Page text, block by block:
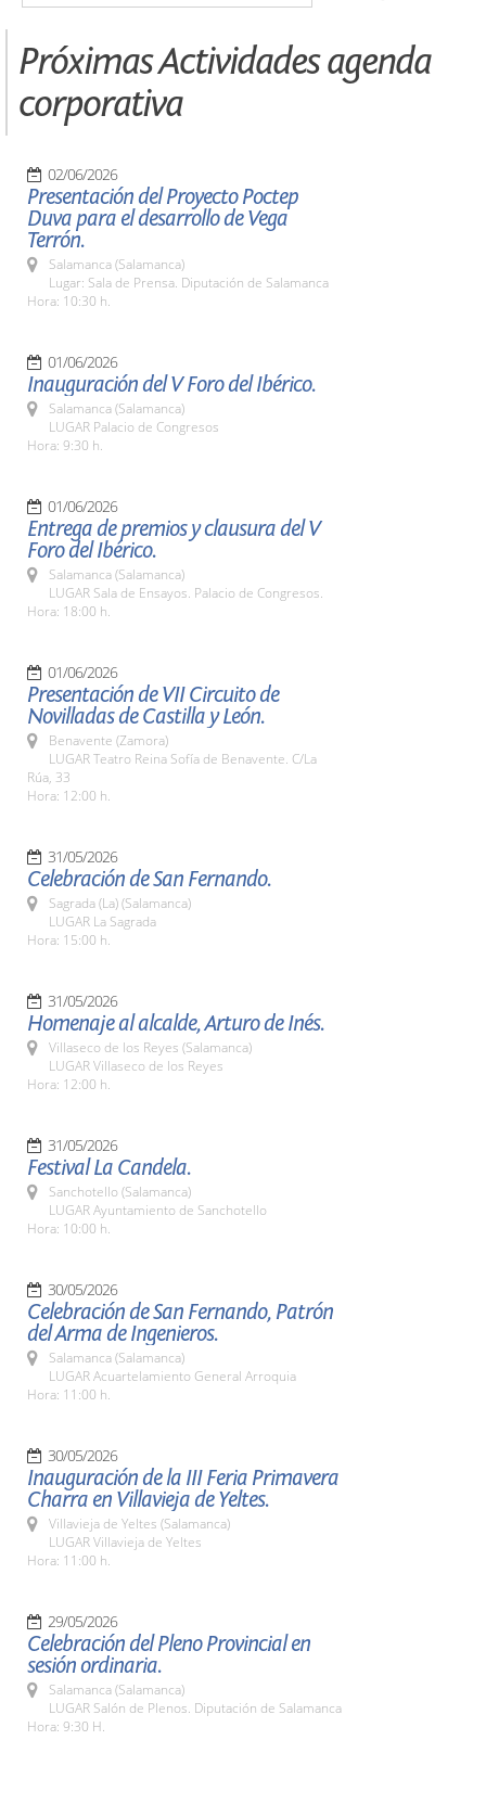
Próximas Actividades agenda
corporativa
02/06/2026
Presentación del Proyecto Poctep
Duva para el desarrollo de Vega
Terrón.
Salamanca (Salamanca)
Lugar: Sala de Prensa. Diputación de Salamanca
Hora: 10:30 h.
01/06/2026
Inauguración del V Foro del Ibérico.
Salamanca (Salamanca)
LUGAR Palacio de Congresos
Hora: 9:30 h.
01/06/2026
Entrega de premios y clausura del V
Foro del Ibérico.
Salamanca (Salamanca)
LUGAR Sala de Ensayos. Palacio de Congresos.
Hora: 18:00 h.
01/06/2026
Presentación de VII Circuito de
Novilladas de Castilla y León.
Benavente (Zamora)
LUGAR Teatro Reina Sofía de Benavente. C/La
Rúa, 33
Hora: 12:00 h.
31/05/2026
Celebración de San Fernando.
Sagrada (La) (Salamanca)
LUGAR La Sagrada
Hora: 15:00 h.
31/05/2026
Homenaje al alcalde, Arturo de Inés.
Villaseco de los Reyes (Salamanca)
LUGAR Villaseco de los Reyes
Hora: 12:00 h.
31/05/2026
Festival La Candela.
Sanchotello (Salamanca)
LUGAR Ayuntamiento de Sanchotello
Hora: 10:00 h.
30/05/2026
Celebración de San Fernando, Patrón
del Arma de Ingenieros.
Salamanca (Salamanca)
LUGAR Acuartelamiento General Arroquia
Hora: 11:00 h.
30/05/2026
Inauguración de la III Feria Primavera
Charra en Villavieja de Yeltes.
Villavieja de Yeltes (Salamanca)
LUGAR Villavieja de Yeltes
Hora: 11:00 h.
29/05/2026
Celebración del Pleno Provincial en
sesión ordinaria.
Salamanca (Salamanca)
LUGAR Salón de Plenos. Diputación de Salamanca
Hora: 9:30 H.